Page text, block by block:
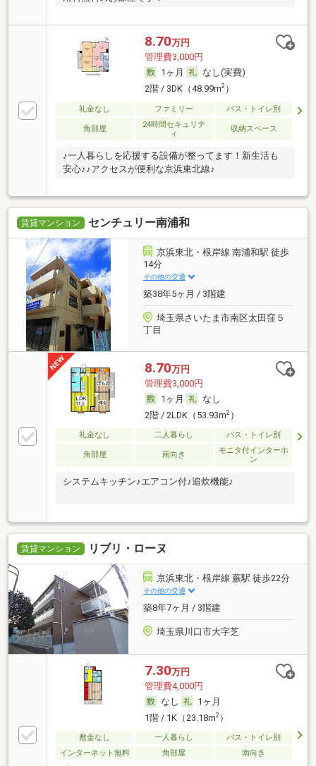
8.70万円
管理費3,000円
1ヶ月
なし(実費)
2階 / 3DK（48.99m2）
礼金なし ファミリー バス・トイレ別
角部屋
24時間セキュリテ
ィ
収納スペース
♪一人暮らしを応援する設備が整ってます！新生活も
安心♪♪アクセスが便利な京浜東北線♪
賃貸マンション センチュリー南浦和
京浜東北・根岸線 南浦和駅 徒歩
14分
その他の交通
築38年5ヶ月 / 3階建
埼玉県さいたま市南区太田窪５
丁目
8.70万円
管理費3,000円
1ヶ月
なし
2階 / 2LDK（53.93m2）
礼金なし 二人暮らし バス・トイレ別
角部屋 南向き
モニタ付インターホ
ン
システムキッチン♪エアコン付♪追炊機能♪
賃貸マンション リブリ・ローヌ
京浜東北・根岸線 蕨駅 徒歩22分
その他の交通
築8年7ヶ月 / 3階建
埼玉県川口市大字芝
7.30万円
管理費4,000円
なし
1ヶ月
1階 / 1K（23.18m2）
敷金なし 一人暮らし
バス・トイレ別
インターネット無料
角部屋 南向き